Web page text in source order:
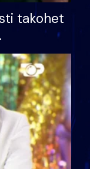
takohet
letër